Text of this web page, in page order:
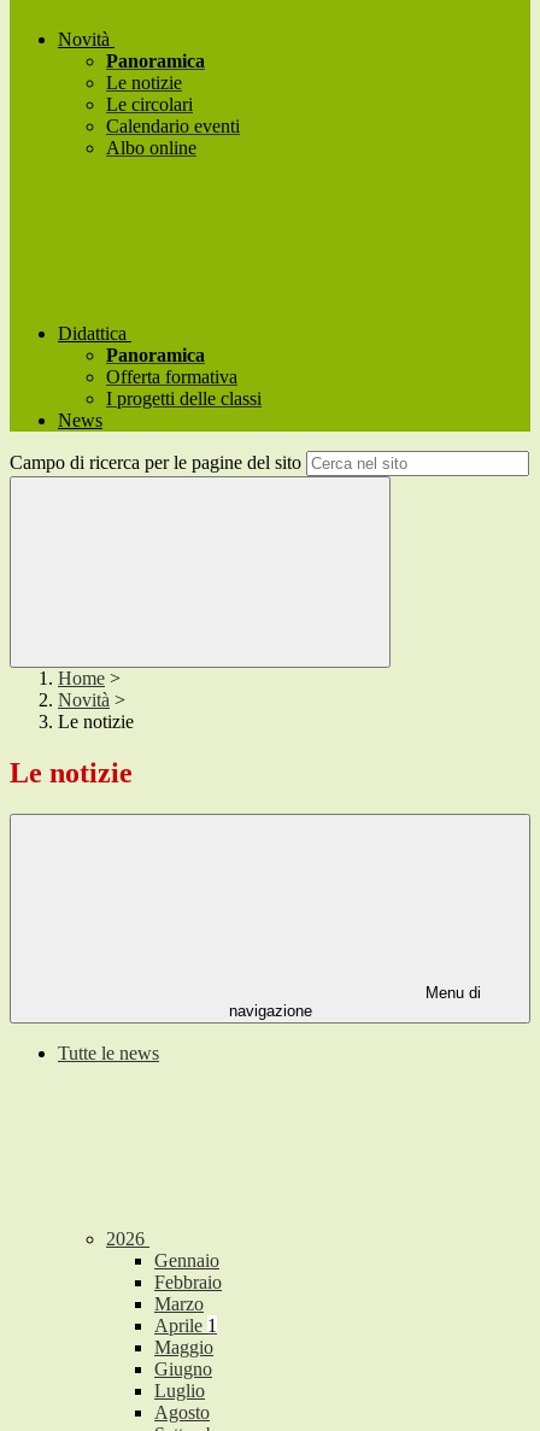
Novità
Panoramica
Le notizie
Le circolari
Calendario eventi
Albo online
Didattica
Panoramica
Offerta formativa
I progetti delle classi
News
Campo di ricerca per le pagine del sito
Home >
Novità >
Le notizie
Le notizie
Menu di
navigazione
Tutte le news
2026
Gennaio
Febbraio
Marzo
Aprile 1
Maggio
Giugno
Luglio
Agosto